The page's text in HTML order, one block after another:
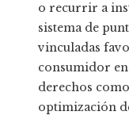
o recurrir a
sistema de
vinculadas
consumidor en
derechos
optimización